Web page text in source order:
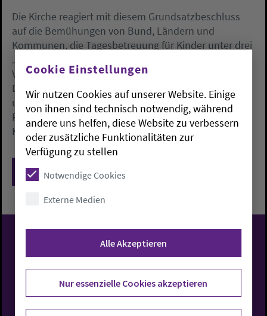
Die Kirche reagiert mit diesem Grundsatzbeschluss
auf die Bemühungen von Bund, Ländern und
Kommunen, die Tagesbetreuung für Kinder unter drei
Jahren auszubauen. Bis 2013 soll eine
Versorgungsquote von 35 Prozent erreicht werden.
Die Evangelisch-Lutherische Kirche in Oldenburg
unterhält 110 Kindertagesstätten mit rund 10 500
Plätzen. Davon werden bisher wenige Plätze für
Kinder unter drei Jahren vorgehalten.
Zurück
Evangelisch-Lutherische
Kirche in Oldenburg
Cookie Einstellungen
Wir nutzen Cookies auf unserer Website. Einige
von ihnen sind technisch notwendig, während
andere uns helfen, diese Website zu verbessern
oder zusätzliche Funktionalitäten zur
Verfügung zu stellen
Notwendige Cookies
Externe Medien
Alle Akzeptieren
Nur essenzielle Cookies akzeptieren